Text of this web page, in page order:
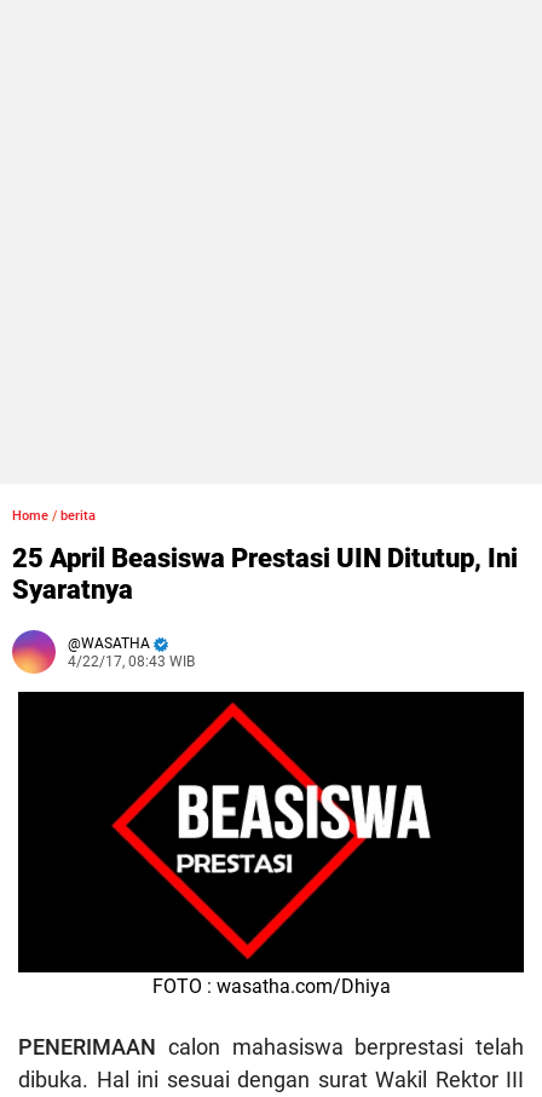
Home / berita
25 April Beasiswa Prestasi UIN Ditutup, Ini
Syaratnya
WASATHA
4/22/17, 08:43 WIB
FOTO : wasatha.com/Dhiya
PENERIMAAN calon mahasiswa berprestasi telah
dibuka. Hal ini sesuai dengan surat Wakil Rektor III